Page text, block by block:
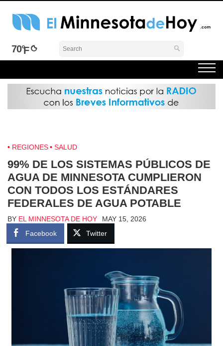
Skip
El Minnesota de Hoy Noticias
Latino Noticias Minnesota News
70°
REGIONES SALUD
99% DE LOS SISTEMAS PÚBLICOS DE
AGUA DE MINNESOTA CUMPLIERON
CON TODOS LOS ESTÁNDARES
FEDERALES DE AGUA POTABLE
BY EL MINNESOTA DE HOY
MAY 15, 2026
Facebook
Twitter